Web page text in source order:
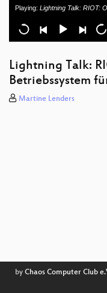
Lightning Talk:
Verabschiedung
VeWote
Mazics
Playing: Lightning Talk: RIOT:
Lightning Talk:
Betriebssystem
Martine Lenders
by Chaos Computer Club